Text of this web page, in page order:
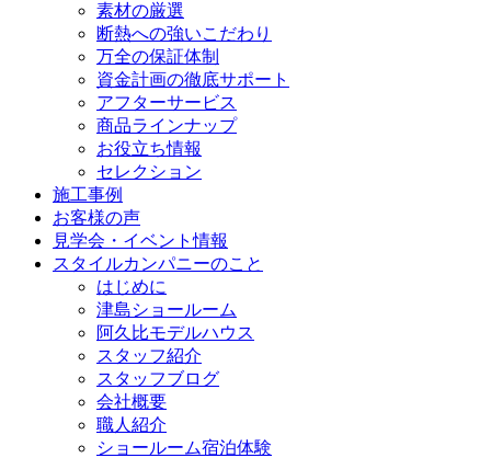
素材の厳選
断熱への強いこだわり
万全の保証体制
資金計画の徹底サポート
アフターサービス
商品ラインナップ
お役立ち情報
セレクション
施工事例
お客様の声
見学会・イベント情報
スタイルカンパニーのこと
はじめに
津島ショールーム
阿久比モデルハウス
スタッフ紹介
スタッフブログ
会社概要
職人紹介
ショールーム宿泊体験